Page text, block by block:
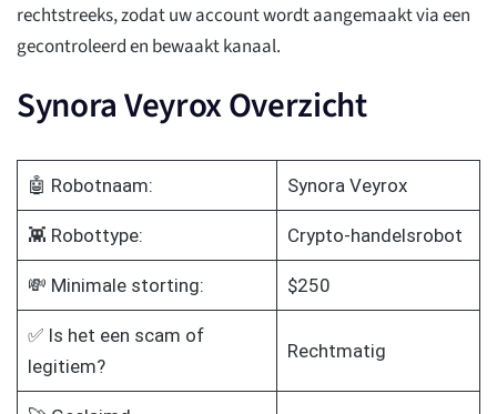
rechtstreeks, zodat uw account wordt aangemaakt via een
gecontroleerd en bewaakt kanaal.
Synora Veyrox Overzicht
🤖 Robotnaam: Synora Veyrox
👾 Robottype: Crypto-handelsrobot
💸 Minimale storting: $250
✅ Is het een scam of
legitiem?
Rechtmatig